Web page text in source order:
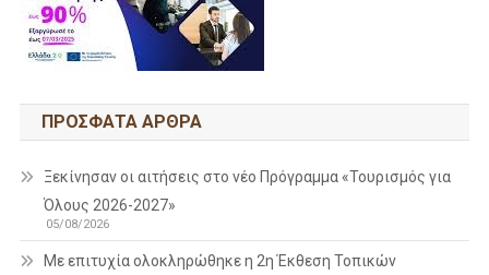
ΠΡΌΣΦΑΤΑ ΆΡΘΡΑ
Ξεκίνησαν οι αιτήσεις στο νέο Πρόγραμμα «Τουρισμός για
Όλους 2026-2027»
05/08/2026
Με επιτυχία ολοκληρώθηκε η 2η Έκθεση Τοπικών